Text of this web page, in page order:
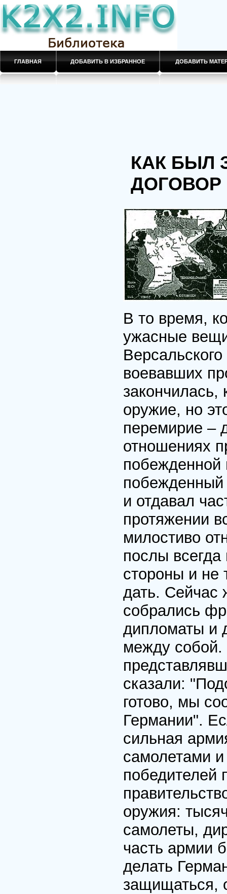
ГЛАВНАЯ ДОБАВИТЬ В ИЗБРАННОЕ ДОБАВИТЬ
КАК БЫЛ
ДОГОВОР
В то время,
ужасные
воевавших
оружие, но
перемирие –
отношениях
побежденный
и отдавал
протяжении
милостиво
послы
стороны и не
дать. Сейчас
собрались
дипломаты и
между собой.
сказали:
готово, мы
Германии".
сильная
самолетами
победителей
оружия:
самолеты,
часть армии
делать
защищаться,